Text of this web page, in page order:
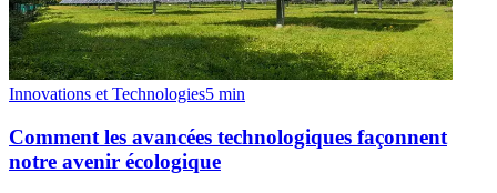
Innovations et Technologies5 min
Comment les avancées technologiques façonnent
notre avenir écologique